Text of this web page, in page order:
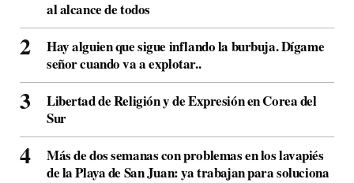
al alcance de todos
Hay alguien que sigue inflando la burbuja. Dígame
señor cuando va a explotar..
Libertad de Religión y de Expresión en Corea del
Sur
Más de dos semanas con problemas en los lavapiés
de la Playa de San Juan: ya trabajan para soluciona